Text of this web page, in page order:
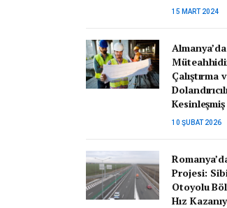
15 MART 2024
Çalıştırma
10 ŞUBAT 2026
Projesi:
Otoyolu
Hız